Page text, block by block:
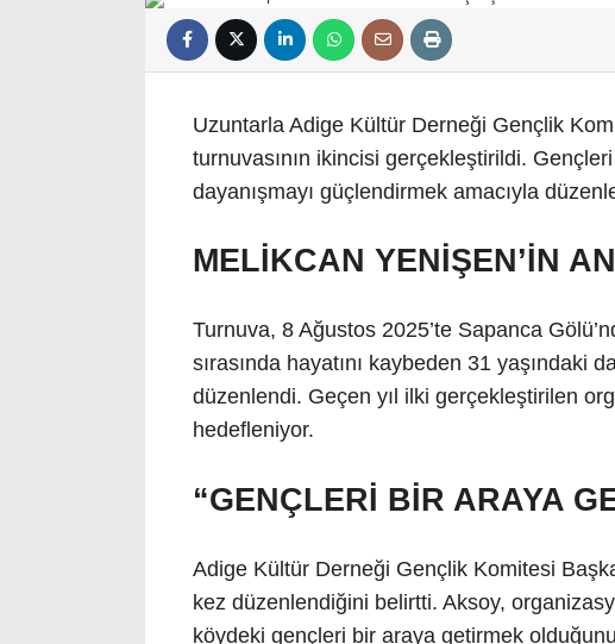
Uzuntarla Adige Kültür Derneği Gençlik
turnuvasının ikincisi gerçekleştirildi.
dayanışmayı güçlendirmek amacıyla
MELİKCAN YENİŞEN’İN
Turnuva, 8 Ağustos 2025’te Sapanca
sırasında hayatını kaybeden 31 yaşındaki
düzenlendi. Geçen yıl ilki gerçekleştirilen
hedefleniyor.
“GENÇLERİ BİR ARAYA
Adige Kültür Derneği Gençlik Komitesi
kez düzenlendiğini belirtti. Aksoy,
köydeki gençleri bir araya getirmek